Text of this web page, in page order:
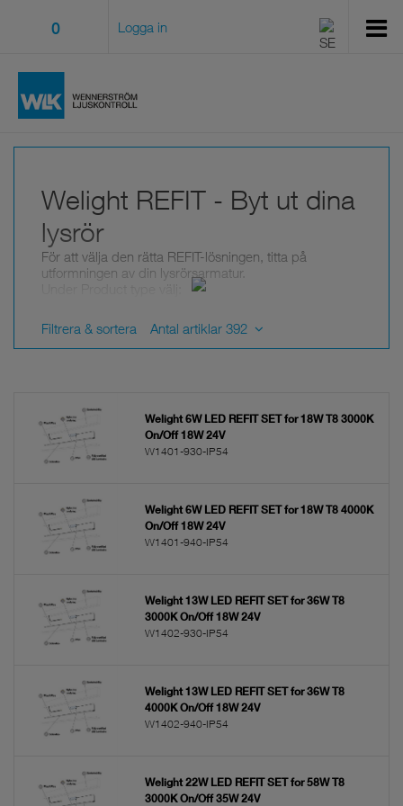
0 Logga in
Welight REFIT - Byt ut dina
lysrör
För att välja den rätta REFIT-lösningen, titta på
utformningen av din lysrörsarmatur.
Wattal för lysrören
Vilken typ av lysrör, T5 eller T8
existerande armaturen har.
Du kan även välja vilken färgtemperatur du behöver.
När du har valt den Welight REFIT du vill ha, är nästa
steg att välja vilken typ av drivdon genom att använda
(one4all), Casambi (basicDIM Wireless) eller Matter.
Enligt de europeiska miljödirektiven fasas lysrören ut.
För att kunna ersätta alla existerande konventionella
ljuskällor i en byggnad behövs ett enkelt sätt som inte
Med Welight REFIT kan de nya LED armaturerna
integreras i existerande armaturchassin utan
specialverktyg. Detta ger en mer hållbar lösning med
återbruk och inga strukturella förändringar av taket.
monteringssystem och plug-in anslutningar.
Filtrera & sortera Antal artiklar 392
Welight 6W LED REFIT SET for 18W T8 3000K
On/Off 18W 24V
W1401-930-IP54
Welight 6W LED REFIT SET for 18W T8 4000K
On/Off 18W 24V
W1401-940-IP54
Welight 13W LED REFIT SET for 36W T8
3000K On/Off 18W 24V
W1402-930-IP54
Welight 13W LED REFIT SET for 36W T8
4000K On/Off 18W 24V
W1402-940-IP54
Welight 22W LED REFIT SET for 58W T8
3000K On/Off 35W 24V